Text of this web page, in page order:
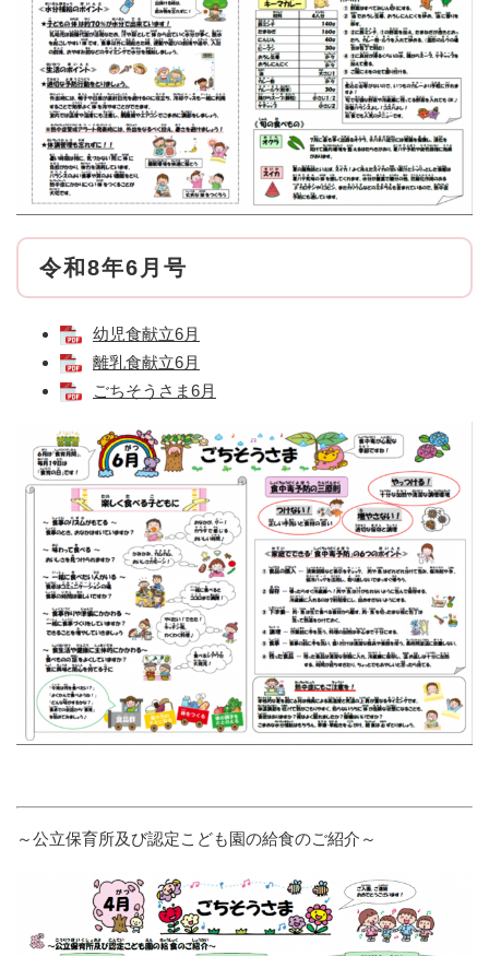
令和8年6月号
幼児食献立6月
離乳食献立6月
ごちそうさま6月
～公立保育所及び認定こども園の給食のご紹介～